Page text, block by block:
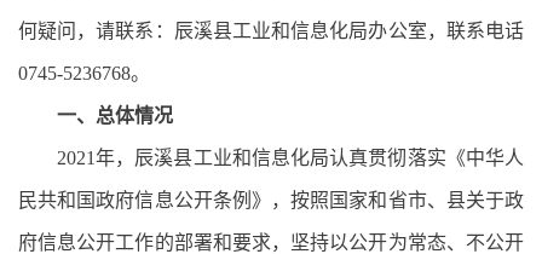
何疑问，请联系：辰溪县工业和信息化局办公室，联系电话
0745-5236768。
一、总体情况
2021年，辰溪县工业和信息化局认真贯彻落实《中华人
民共和国政府信息公开条例》，按照国家和省市、县关于政
府信息公开工作的部署和要求，坚持以公开为常态、不公开